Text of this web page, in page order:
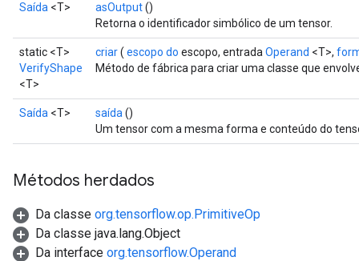
Saída <T> asOutput()
Retorna o identificador simbólico de um tensor.
static <T>
VerifyShape
<T>
criar( escopo do escopo, entrada Operand <T>,
Método de fábrica para criar uma classe que
Saída <T> saída ()
Um tensor com a mesma forma e conteúdo do
Métodos herdados
Da classe org.tensorflow.op.PrimitiveOp
Da classe java.lang.Object
Da interface org.tensorflow.Operand